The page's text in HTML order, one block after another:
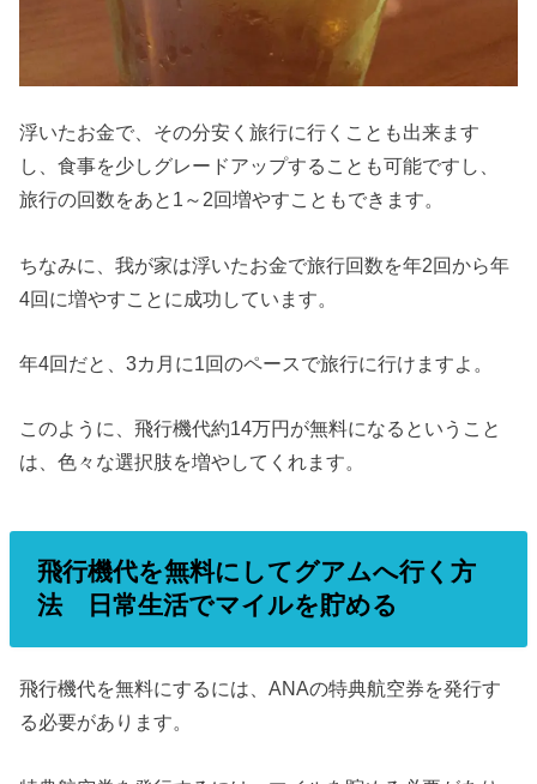
浮いたお金で、その分安く旅行に行くことも出来ます
し、食事を少しグレードアップすることも可能ですし、
旅行の回数をあと1～2回増やすこともできます。
ちなみに、我が家は浮いたお金で旅行回数を年2回から年
4回に増やすことに成功しています。
年4回だと、3カ月に1回のペースで旅行に行けますよ。
このように、飛行機代約14万円が無料になるということ
は、色々な選択肢を増やしてくれます。
飛行機代を無料にしてグアムへ行く方
法 日常生活でマイルを貯める
飛行機代を無料にするには、ANAの特典航空券を発行す
る必要があります。